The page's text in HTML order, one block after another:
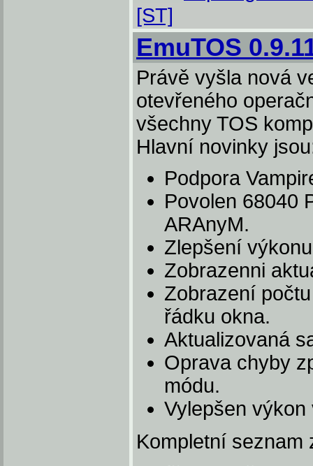
[ST]
EmuTOS
Právě vyšla nová
otevřeného
všechny TOS
Hlavní novinky
Podpora
Povolen 68040
ARAnyM.
Zlepšení
Zobrazenni
Zobrazení
řádku okna.
Aktualizovaná
Oprava chyby
módu.
Vylepšen
Kompletní seznam